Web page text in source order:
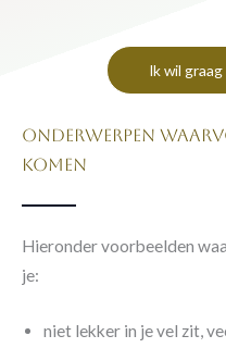
Ik wil
ONDERwerpen
komen
Hieronder voorbeelden
je:
niet lekker in je vel zit,